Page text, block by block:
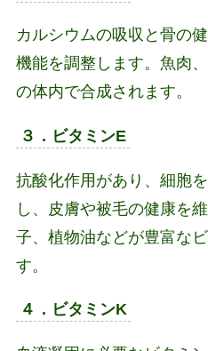
カルシウムの吸収と骨の
機能を調整します。魚肉
の体内で合成されます。
３．ビタミンE
抗酸化作用があり、細胞
し、皮膚や被毛の健康を
子、植物油などが豊富な
す。
４．ビタミンK